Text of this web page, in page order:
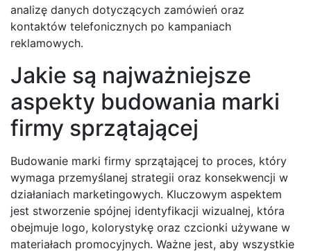
analizę danych dotyczących zamówień oraz
kontaktów telefonicznych po kampaniach
reklamowych.
Jakie są najważniejsze
aspekty budowania marki
firmy sprzątającej
Budowanie marki firmy sprzątającej to proces, który
wymaga przemyślanej strategii oraz konsekwencji w
działaniach marketingowych. Kluczowym aspektem
jest stworzenie spójnej identyfikacji wizualnej, która
obejmuje logo, kolorystykę oraz czcionki używane w
materiałach promocyjnych. Ważne jest, aby wszystkie